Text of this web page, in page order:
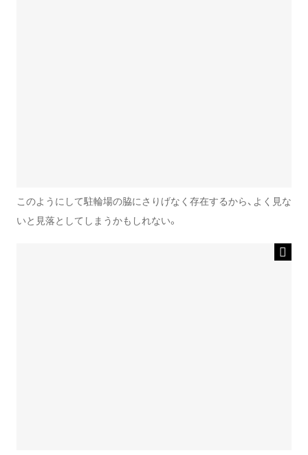
このようにして駐輪場の脇にさりげなく存在するから、よく見な
いと見落としてしまうかもしれない。